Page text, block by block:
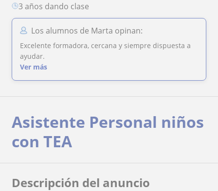
3 años dando clase
Los alumnos de Marta opinan:
Excelente formadora, cercana y siempre dispuesta a
ayudar.
Ver más
Asistente Personal niños
con TEA
Descripción del anuncio